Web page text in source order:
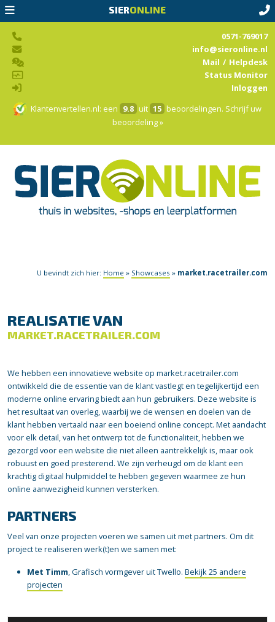
SIERONLINE
Klantenvertellen.nl: een 9.8 uit 15 beoordelingen. Schrijf uw
beoordeling »
0571-769017
info@sieronline.nl
Mail / Helpdesk
Status Monitor
Inloggen
U bevindt zich hier: Home » Showcases » market.racetrailer.com
REALISATIE VAN
MARKET.RACETRAILER.COM
We hebben een innovatieve website op market.racetrailer.com
ontwikkeld die de essentie van de klant vastlegt en tegelijkertijd een
moderne online ervaring biedt aan hun gebruikers. Deze website is
het resultaat van overleg, waarbij we de wensen en doelen van de
klant hebben vertaald naar een boeiend online concept. Met aandacht
voor elk detail, van het ontwerp tot de functionaliteit, hebben we
gezorgd voor een website die niet alleen aantrekkelijk is, maar ook
robuust en goed presterend. We zijn verheugd om de klant een
krachtig digitaal hulpmiddel te hebben gegeven waarmee ze hun
online aanwezigheid kunnen versterken.
PARTNERS
Veel van onze projecten voeren we samen uit met partners. Om dit
project te realiseren werk(t)en we samen met:
Met Timm, Grafisch vormgever uit Twello. Bekijk 25 andere
projecten